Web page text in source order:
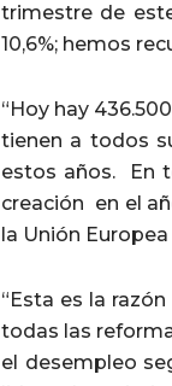
trimestre de
10,6%; hemos
“Hoy hay
tienen a todos
estos años. En
creación en el
la Unión
“Esta es la
todas las
el desempleo